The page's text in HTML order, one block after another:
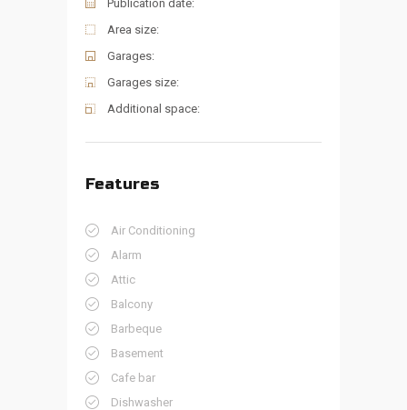
Publication date:
Area size:
Garages:
Garages size:
Additional space:
Features
Air Conditioning
Alarm
Attic
Balcony
Barbeque
Basement
Cafe bar
Dishwasher